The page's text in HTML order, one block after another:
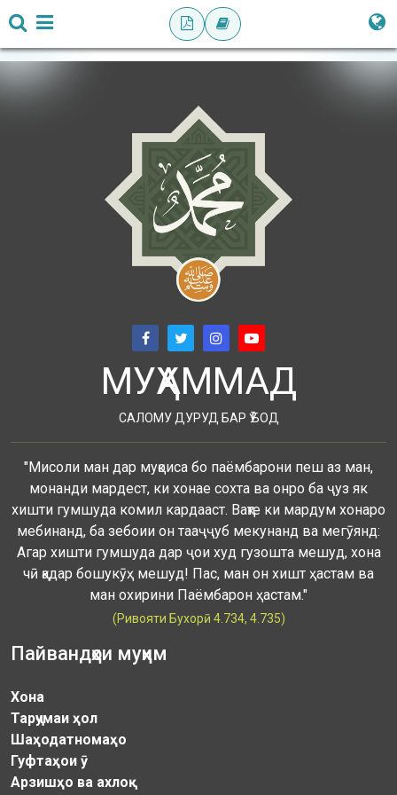
МУҲАММАД
САЛОМУ ДУРУД БАР Ӯ БОД
"Мисоли ман дар муқоиса бо паёмбарони пеш аз ман,
монанди мардест, ки хонае сохта ва онро ба ҷуз як
хишти гумшуда комил кардааст. Вақте ки мардум хонаро
мебинанд, ба зебоии он тааҷҷуб мекунанд ва мегӯянд:
Агар хишти гумшуда дар ҷои худ гузошта мешуд, хона
чӣ қадар бошукӯҳ мешуд! Пас, ман он хишт ҳастам ва
ман охирини Паёмбарон ҳастам."
(Ривояти Бухорӣ 4.734, 4.735)
Пайвандҳои муҳим
Хона
Тарҷумаи ҳол
Шаҳодатномаҳо
Гуфтаҳои ӯ
Арзишҳо ва ахлоқ